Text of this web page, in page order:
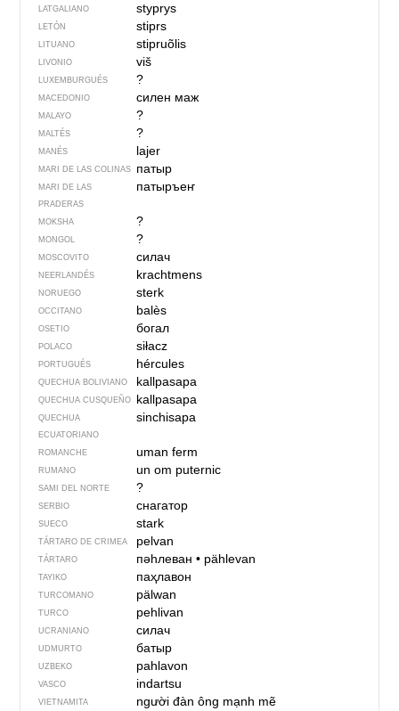
LATGALIANO styprys
LETÓN stiprs
LITUANO stipruõlis
LIVONIO viš
LUXEMBURGUÉS ?
MACEDONIO силен маж
MALAYO ?
MALTÉS ?
MANÉS lajer
MARI DE LAS COLINAS патыр
MARI DE LAS
PRADERAS
патыръеҥ
MOKSHA ?
MONGOL ?
MOSCOVITO силач
NEERLANDÉS krachtmens
NORUEGO sterk
OCCITANO balès
OSETIO богал
POLACO siłacz
PORTUGUÉS hércules
QUECHUA BOLIVIANO kallpasapa
QUECHUA CUSQUEÑO kallpasapa
QUECHUA
ECUATORIANO
sinchisapa
ROMANCHE uman ferm
RUMANO un om puternic
SAMI DEL NORTE ?
SERBIO снагатор
SUECO stark
TÁRTARO DE CRIMEA pelvan
TÁRTARO пәһлеван• pählevan
TAYIKO паҳлавон
TURCOMANO pälwan
TURCO pehlivan
UCRANIANO силач
UDMURTO батыр
UZBEKO pahlavon
VASCO indartsu
VIETNAMITA người đàn ông mạnh mẽ